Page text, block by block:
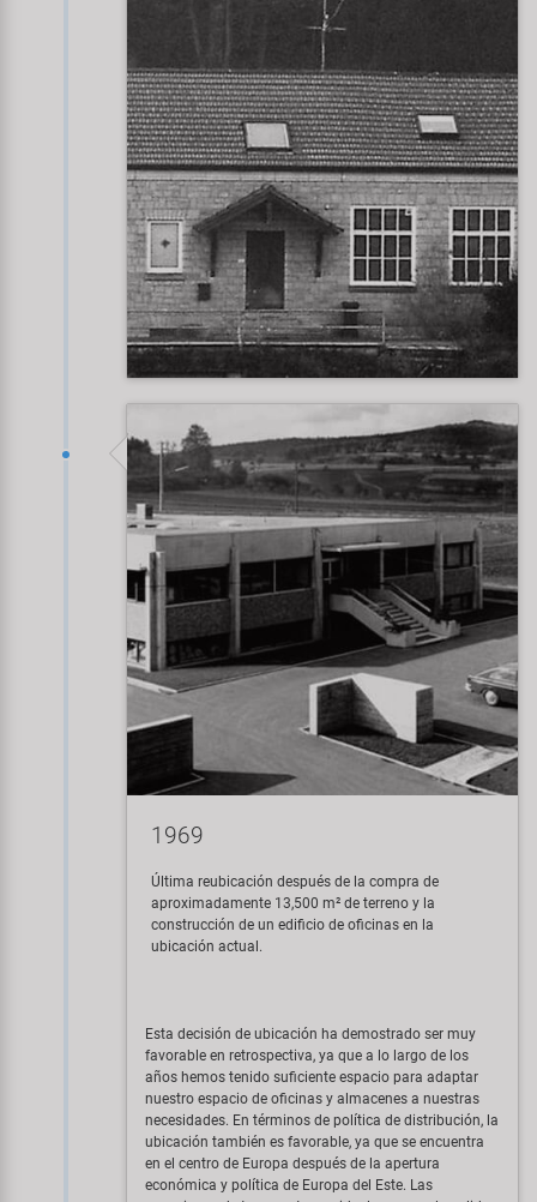
1969
Última reubicación después de la compra de
aproximadamente 13,500 m² de terreno y la
construcción de un edificio de oficinas en la
ubicación actual.
Esta decisión de ubicación ha demostrado ser muy
favorable en retrospectiva, ya que a lo largo de los
años hemos tenido suficiente espacio para adaptar
nuestro espacio de oficinas y almacenes a nuestras
necesidades. En términos de política de distribución, la
ubicación también es favorable, ya que se encuentra
en el centro de Europa después de la apertura
económica y política de Europa del Este. Las